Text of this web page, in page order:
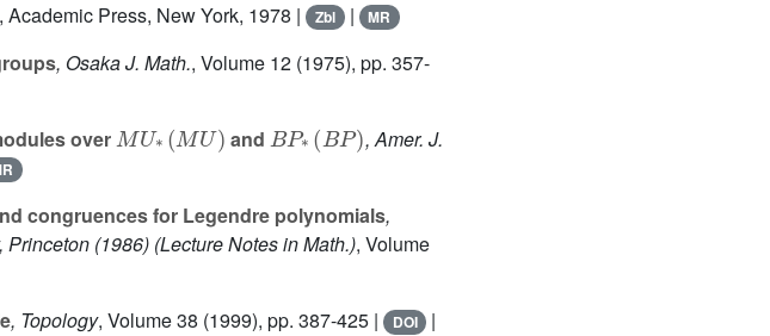
, Academic Press, New York, 1978 | Zbl | MR
, Osaka J. Math., Volume 12(1975), pp. 357-
over
M
and
B
, Amer. J.
congruences for Legendre polynomials,
Princeton (1986) (Lecture Notes in Math.), Volume
, Topology, Volume 38 (1999), pp. 387-425 | DOI |